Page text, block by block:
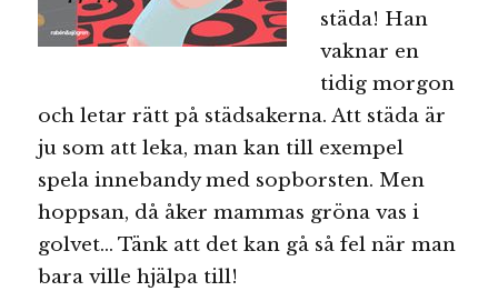
städa! Han
vaknar en
tidig morgon
och letar rätt på städsakerna. Att städa är
ju som att leka, man kan till exempel
spela innebandy med sopborsten. Men
hoppsan, då åker mammas gröna vas i
golvet… Tänk att det kan gå så fel när man
bara ville hjälpa till!